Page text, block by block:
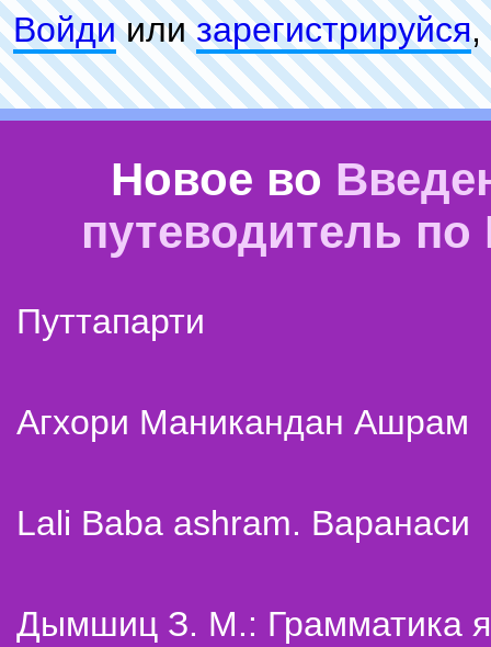
Войдиилизарeгиcтpируйся,
Новое во
путеводитель
Путтапарти
Агхори Маникандан Ашрам
Lali Baba ashram. Варанаси
Дымшиц З. М.: Грамматика